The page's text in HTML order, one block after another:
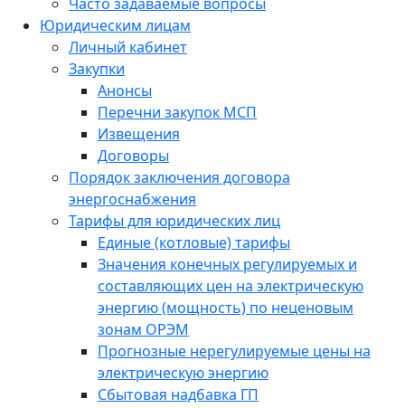
Юридическим лицам
Личный кабинет
Закупки
Анонсы
Перечни закупок МСП
Извещения
Договоры
Порядок заключения договора
энергоснабжения
Тарифы для юридических лиц
Единые (котловые) тарифы
Значения конечных регулируемых и
составляющих цен на электрическую
энергию (мощность) по неценовым
зонам ОРЭМ
Прогнозные нерегулируемые цены на
электрическую энергию
Сбытовая надбавка ГП